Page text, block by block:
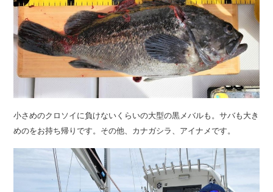
小さめのクロソイに負けないくらいの大型の黒メバルも。サバも大き
めのをお持ち帰りです。その他、カナガシラ、アイナメです。